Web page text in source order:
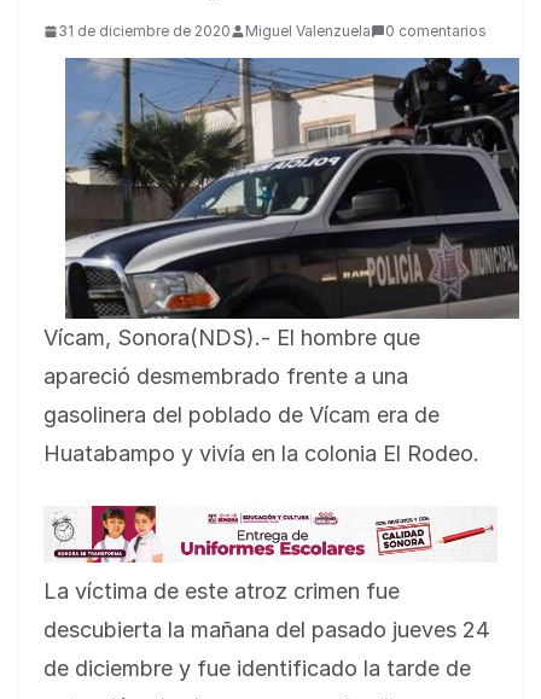
31 de diciembre de 2020 Miguel Valenzuela 0 comentarios
Vícam, Sonora(NDS).- El hombre que
apareció desmembrado frente a una
gasolinera del poblado de Vícam era de
Huatabampo y vivía en la colonia El Rodeo.
La víctima de este atroz crimen fue
descubierta la mañana del pasado jueves 24
de diciembre y fue identificado la tarde de